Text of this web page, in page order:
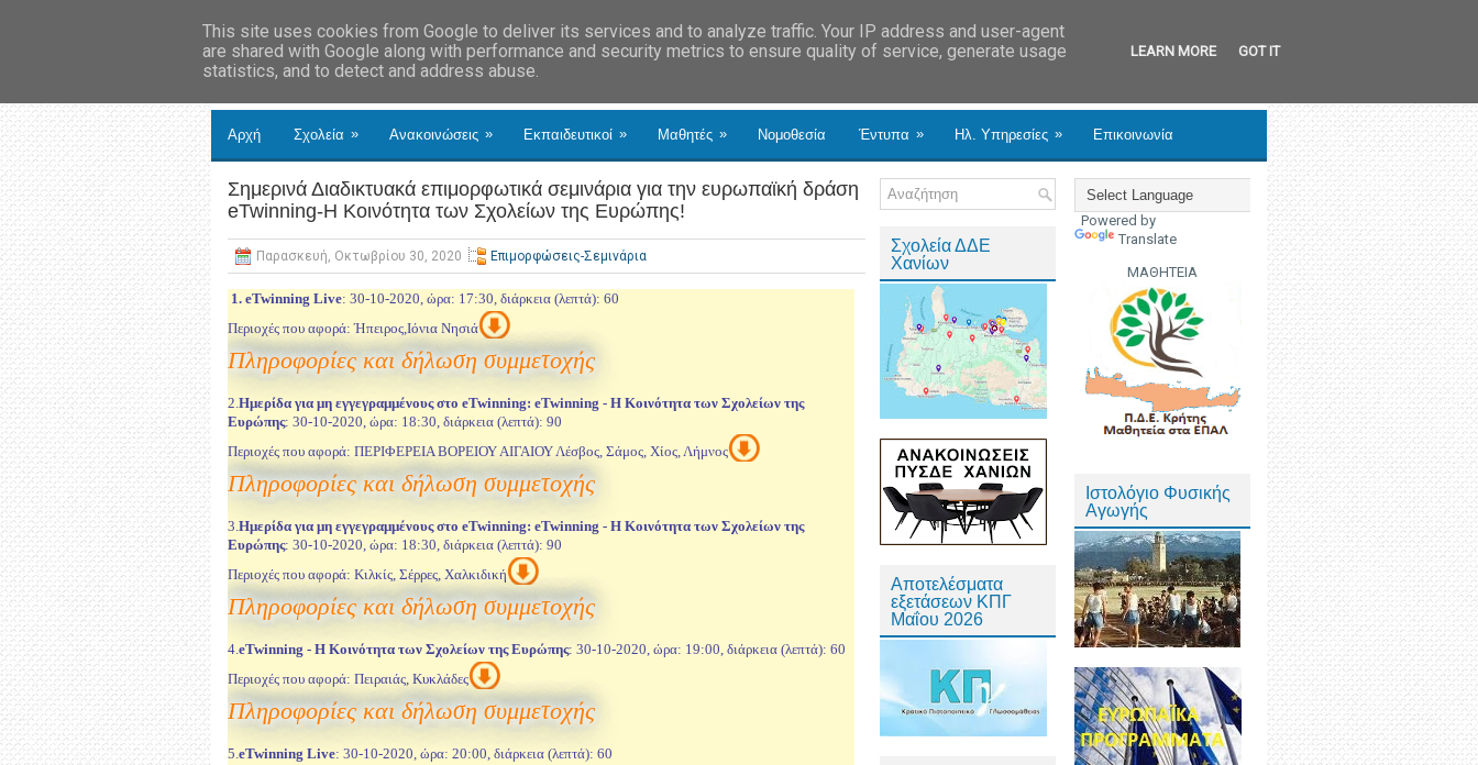
Αρχή Σχολεία » Ανακοινώσεις » Εκπαιδευτικοί » Μαθητές » Νομοθεσία Έντυπα » Ηλ. Υπηρεσίες » Επικοινωνία
Σημερινά Διαδικτυακά επιμορφωτικά σεμινάρια για την ευρωπαϊκή δράση
eTwinning-Η Κοινότητα των Σχολείων της Ευρώπης!
Παρασκευή, Οκτωβρίου 30, 2020 Επιμορφώσεις-Σεμινάρια
1. eTwinning Live: 30-10-2020, ώρα: 17:30, διάρκεια (λεπτά): 60
Περιοχές που αφορά: Ήπειρος,Ιόνια Νησιά
Πληροφορίες και δήλωση συμμετοχής
2.Ημερίδα για μη εγγεγραμμένους στο eTwinning: eTwinning - H Kοινότητα των Σχολείων της
Ευρώπης: 30-10-2020, ώρα: 18:30, διάρκεια (λεπτά): 90
Περιοχές που αφορά: ΠΕΡΙΦΕΡΕΙΑ ΒΟΡΕΙΟΥ ΑΙΓΑΙΟΥ Λέσβος, Σάμος, Χίος, Λήμνος
Πληροφορίες και δήλωση συμμετοχής
3.Ημερίδα για μη εγγεγραμμένους στο eTwinning: eTwinning - H Kοινότητα των Σχολείων της
Ευρώπης: 30-10-2020, ώρα: 18:30, διάρκεια (λεπτά): 90
Περιοχές που αφορά: Κιλκίς, Σέρρες, Χαλκιδική
Πληροφορίες και δήλωση συμμετοχής
4.eTwinning - Η Κοινότητα των Σχολείων της Ευρώπης: 30-10-2020, ώρα: 19:00, διάρκεια (λεπτά): 60
Περιοχές που αφορά: Πειραιάς, Κυκλάδες
Πληροφορίες και δήλωση συμμετοχής
5.eTwinning Live: 30-10-2020, ώρα: 20:00, διάρκεια (λεπτά): 60
Σχολεία ΔΔΕ
Χανίων
Αποτελέσματα
εξετάσεων ΚΠΓ
Μαΐου 2026
Powered by
Translate
ΜΑΘΗΤΕΙΑ
Ιστολόγιο Φυσικής
Αγωγής
This site uses cookies from Google to deliver its services and to analyze traffic. Your IP address and user-agent
are shared with Google along with performance and security metrics to ensure quality of service, generate usage
statistics, and to detect and address abuse.
LEARN MORE GOT IT